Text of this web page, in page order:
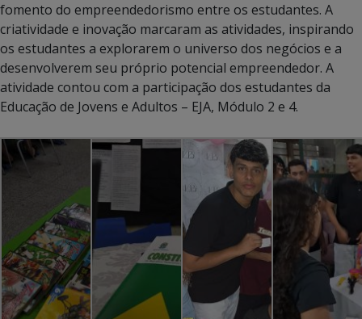
fomento do empreendedorismo entre os estudantes. A
criatividade e inovação marcaram as atividades, inspirando
os estudantes a explorarem o universo dos negócios e a
desenvolverem seu próprio potencial empreendedor. A
atividade contou com a participação dos estudantes da
Educação de Jovens e Adultos – EJA, Módulo 2 e 4.